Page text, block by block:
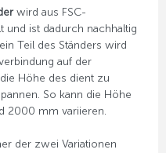
wird aus FSC-
und ist dadurch nachhaltig
Teil des Ständers wird
auf der
Höhe des dient zu
So kann die Höhe
2000 mm variieren.
der zwei Variationen